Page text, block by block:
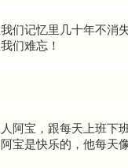
们记忆里几十年不消
们难忘！
阿宝，跟每天上班下
宝是快乐的，他每天